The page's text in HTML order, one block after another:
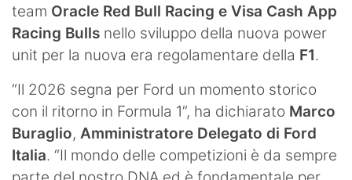
team Oracle Red Bull Racing e Visa Cash App
Racing Bulls nello sviluppo della nuova power
unit per la nuova era regolamentare della F1.
“Il 2026 segna per Ford un momento storico
con il ritorno in Formula 1”, ha dichiarato Marco
Buraglio, Amministratore Delegato di Ford
Italia. “Il mondo delle competizioni è da sempre